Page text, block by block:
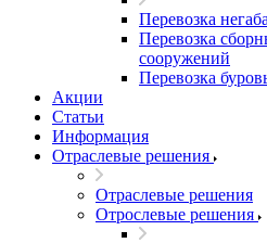
Перевозка
Перевозка
сооружений
Перевозка
Акции
Статьи
Информация
Отраслевые решения
Отраслевые решения
Отрослевые решения